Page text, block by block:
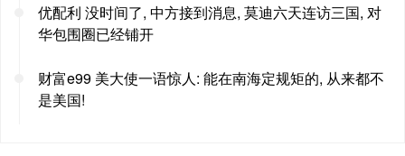
优配利 没时间了, 中方接到消息, 莫迪六天连访三国, 对
华包围圈已经铺开
财富e99 美大使一语惊人: 能在南海定规矩的, 从来都不
是美国!